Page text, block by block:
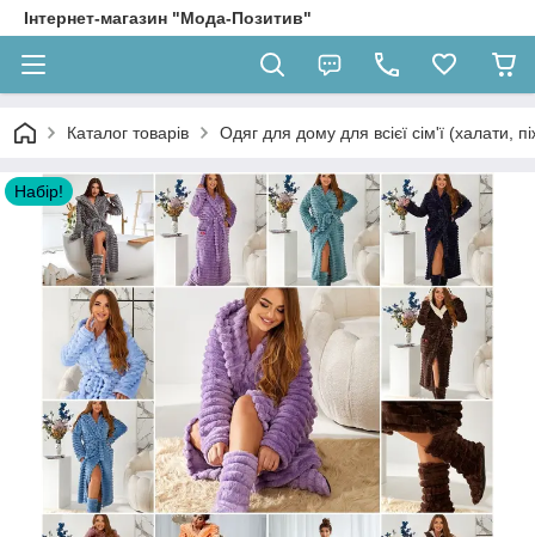
Інтернет-магазин "Мода-Позитив"
Каталог товарів Одяг для дому для всієї сім'ї (халати,
Набір!